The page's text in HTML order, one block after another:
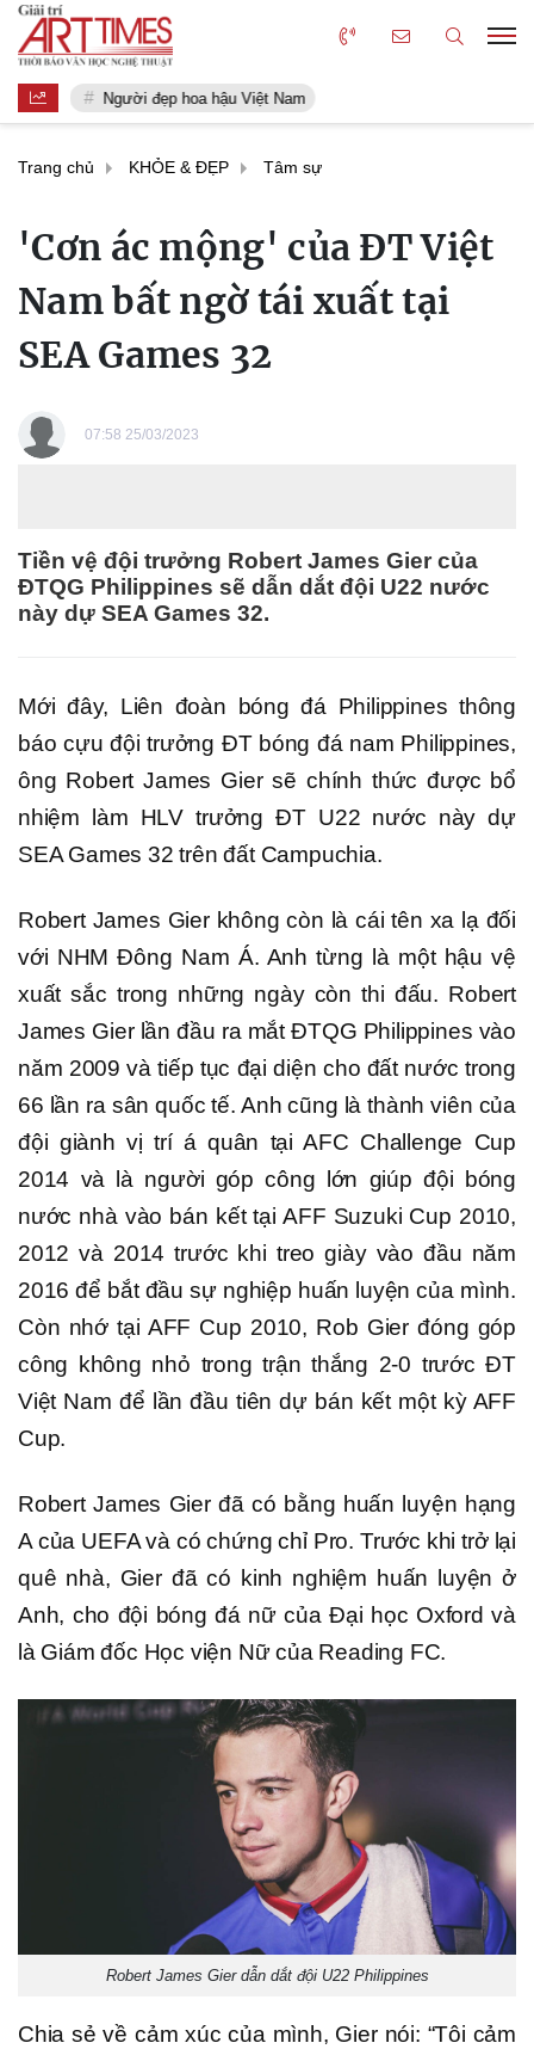
Người đẹp hoa hậu Việt Nam
Trang chủ KHỎE & ĐẸP Tâm sự
'Cơn ác mộng' của ĐT Việt
Nam bất ngờ tái xuất tại
SEA Games 32
07:58 25/03/2023
Tiền vệ đội trưởng Robert James Gier của
ĐTQG Philippines sẽ dẫn dắt đội U22 nước
này dự SEA Games 32.
Mới đây, Liên đoàn bóng đá Philippines thông
báo cựu đội trưởng ĐT bóng đá nam Philippines,
ông Robert James Gier sẽ chính thức được bổ
nhiệm làm HLV trưởng ĐT U22 nước này dự
SEA Games 32 trên đất Campuchia.
Robert James Gier không còn là cái tên xa lạ đối
với NHM Đông Nam Á. Anh từng là một hậu vệ
xuất sắc trong những ngày còn thi đấu. Robert
James Gier lần đầu ra mắt ĐTQG Philippines vào
năm 2009 và tiếp tục đại diện cho đất nước trong
66 lần ra sân quốc tế. Anh cũng là thành viên của
đội giành vị trí á quân tại AFC Challenge Cup
2014 và là người góp công lớn giúp đội bóng
nước nhà vào bán kết tại AFF Suzuki Cup 2010,
2012 và 2014 trước khi treo giày vào đầu năm
2016 để bắt đầu sự nghiệp huấn luyện của mình.
Còn nhớ tại AFF Cup 2010, Rob Gier đóng góp
công không nhỏ trong trận thắng 2-0 trước ĐT
Việt Nam để lần đầu tiên dự bán kết một kỳ AFF
Cup.
Robert James Gier đã có bằng huấn luyện hạng
A của UEFA và có chứng chỉ Pro. Trước khi trở lại
quê nhà, Gier đã có kinh nghiệm huấn luyện ở
Anh, cho đội bóng đá nữ của Đại học Oxford và
là Giám đốc Học viện Nữ của Reading FC.
Robert James Gier dẫn dắt đội U22 Philippines
Chia sẻ về cảm xúc của mình, Gier nói: “Tôi cảm